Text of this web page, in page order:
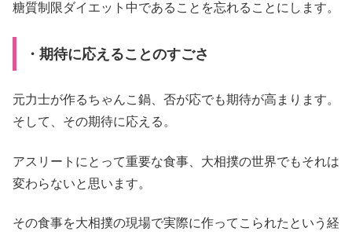
糖質制限ダイエット中であることを忘れることにします。
・期待に応えることのすごさ
元力士が作るちゃんこ鍋、否が応でも期待が高まります。
そして、その期待に応える。
アスリートにとって重要な食事、大相撲の世界でもそれは
変わらないと思います。
その食事を大相撲の現場で実際に作ってこられたという経